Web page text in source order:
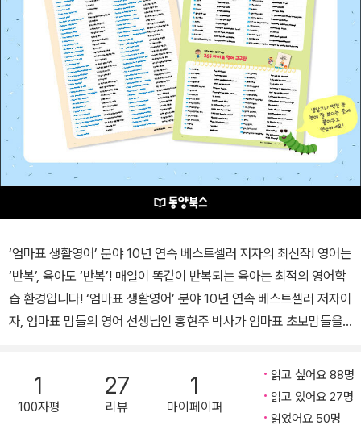
‘엄마표 생활영어’ 분야 10년 연속 베스트셀러 저자의 최신작! 영어는
‘반복’, 육아도 ‘반복’! 매일이 똑같이 반복되는 육아는 최적의 영어학
습 환경입니다! ‘엄마표 생활영어’ 분야 10년 연속 베스트셀러 저자이
자, 엄마표 맘들의 영어 선생님인 홍현주 박사가 엄마표 초보맘들을
지만, 생활영어가 어렵고 쑥스러운 대한민국 보통엄마들을 위해 구구
단처럼 외워 쓸 수 있는 가장 쉬운 생활영어 표현만을 담아 구성하였
습니다. 엄마와 아이들의 일상은 늘 똑같은 상황과 말의 반복이기 때
1
100자평
27
리뷰
1
마이페이퍼
읽고 싶어요 88명
읽고 있어요 27명
읽었어요 50명